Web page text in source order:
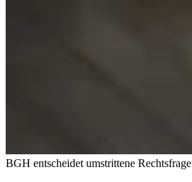
BGH entscheidet umstrittene Rechtsfrage